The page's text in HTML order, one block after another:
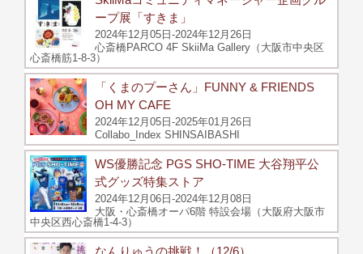
ープ展「すきま」
2024年12月05日-2024年12月26日
心斎橋PARCO 4F SkiiMa Gallery（大阪市中央区
心斎橋筋1-8-3）
「くまのプーさん」FUNNY & FRIENDS
OH MY CAFE
2024年12月05日-2025年01月26日
Collabo_Index SHINSAIBASHI
WS優勝記念 PGS SHO-TIME 大谷翔平公
式グッズ特集ストア
2024年12月06日-2024年12月08日
大阪・心斎橋オーパ6階 特設会場（大阪府大阪市
中央区西心斎橋1-4-3）